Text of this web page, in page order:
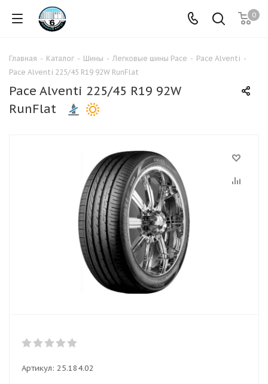
0
Главная - Каталог - Шины - Легковые шины Pace - Pace Alventi -
Pace Alventi 225/45 R19 92W RunFlat
Pace Alventi 225/45 R19 92W
RunFlat
Артикул: 25.184.02